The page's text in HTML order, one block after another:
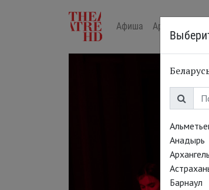
Афиша Арт-лекторий
Анадырь
Барнаул